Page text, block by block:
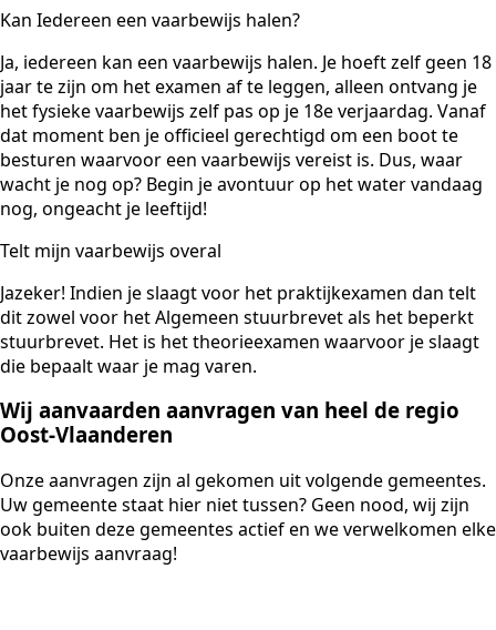
Kan Iedereen een vaarbewijs halen?
Ja, iedereen kan een vaarbewijs halen. Je hoeft zelf geen 18
jaar te zijn om het examen af te leggen, alleen ontvang je
het fysieke vaarbewijs zelf pas op je 18e verjaardag. Vanaf
dat moment ben je officieel gerechtigd om een boot te
besturen waarvoor een vaarbewijs vereist is. Dus, waar
wacht je nog op? Begin je avontuur op het water vandaag
nog, ongeacht je leeftijd!
Telt mijn vaarbewijs overal
Jazeker! Indien je slaagt voor het praktijkexamen dan telt
dit zowel voor het Algemeen stuurbrevet als het beperkt
stuurbrevet. Het is het theorieexamen waarvoor je slaagt
die bepaalt waar je mag varen.
Wij aanvaarden aanvragen van heel de regio
Oost-Vlaanderen
Onze aanvragen zijn al gekomen uit volgende gemeentes.
Uw gemeente staat hier niet tussen? Geen nood, wij zijn
ook buiten deze gemeentes actief en we verwelkomen elke
vaarbewijs aanvraag!